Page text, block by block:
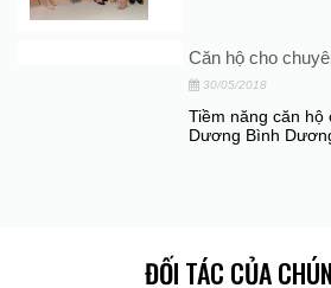
Căn hộ cho
30/05/2018
Tiềm năng căn hộ
Dương Bình
ĐỐI TÁC CỦA